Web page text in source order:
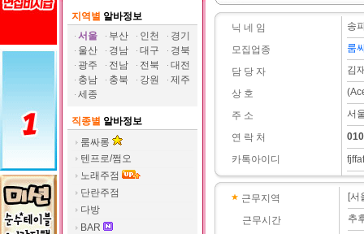
지역별 알바정보
서울
부산 인천
경기
울산
경남 대구
경북
광주
전남 전북
대전
충남
충북 강원
제주
세종
직종별 알바정보
룸싸롱
텐프로/쩜오
노래주점
단란주점
다방
BAR
닉 네 임
모집업종
담 당 자
상 호
주 소
연 락 처
카톡아이디
송
룸
김
서
fjffaf
근무지역
근무시간
[서
추